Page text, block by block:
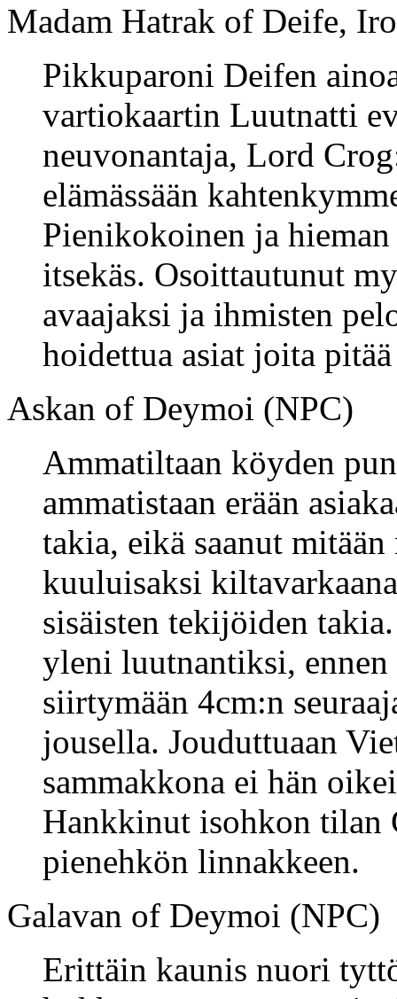
Madam Hatrak of Deife,
Pikkuparoni Deifen
vartiokaartin Luutnatti
neuvonantaja, Lord
elämässään
Pienikokoinen ja
itsekäs. Osoittautunut
avaajaksi ja ihmisten
hoidettua asiat joita
Askan of Deymoi (NPC)
Ammatiltaan köyden
ammatistaan erään
takia, eikä saanut
kuuluisaksi
sisäisten tekijöiden
yleni luutnantiksi,
siirtymään 4cm:n
jousella. Jouduttuaan
sammakkona ei hän
Hankkinut isohkon tilan
pienehkön linnakkeen.
Galavan of Deymoi (NPC)
Erittäin kaunis nuori